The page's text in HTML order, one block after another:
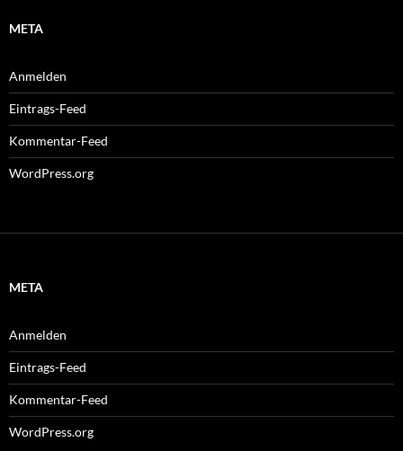
META
Anmelden
Eintrags-Feed
Kommentar-Feed
WordPress.org
META
Anmelden
Eintrags-Feed
Kommentar-Feed
WordPress.org